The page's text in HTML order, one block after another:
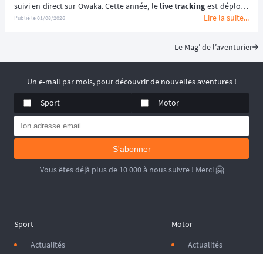
suivi en direct sur Owaka. Cette année, le live tracking est déployé
spécifiquement pour la distance reine de l'événement afin de
Publié le01/08/2026 Lire la suite...
Le Mag’ de l’aventurier
Un e-mail par mois, pour découvrir de nouvelles aventures !
Sport
Motor
S'abonner
Vous êtes déjà plus de 10 000 à nous suivre ! Merci 🤗
Sport
Actualités
Motor
Actualités